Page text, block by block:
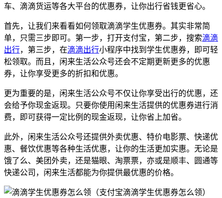
车、滴滴货运等各大平台的优惠券，让你出行省钱更省心。
首先，让我们来看看如何领取滴滴学生优惠券。其实非常简
单，只需三步即可。第一步，打开支付宝，第二步，搜索滴滴
出行，第三步，在滴滴出行小程序中找到学生优惠券，即可轻
松领取。而且，闲来生活公众号还会不定期更新更多的优惠
券，让你享受更多的折扣和优惠。
更为重要的是，闲来生活公众号不仅让你享受出行的优惠，还
会给予你现金返现。只要你使用闲来生活提供的优惠券进行消
费，即可获得一定比例的现金返现，让你省上加省。
此外，闲来生活公众号还提供外卖优惠、特价电影票、快递优
惠、餐饮优惠等各种生活优惠，让你的生活更加实惠。无论是
饿了么、美团外卖，还是猫眼、淘票票，亦或是顺丰、圆通等
快递公司，闲来生活都能为你提供最优惠的价格。